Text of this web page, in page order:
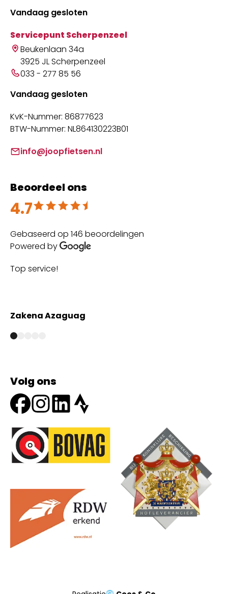
Vandaag gesloten
Servicepunt Scherpenzeel
Beukenlaan 34a
3925 JL Scherpenzeel
033 - 277 85 56
Vandaag gesloten
KvK-Nummer: 86877623
BTW-Nummer: NL864130223B01
info@joopfietsen.nl
Beoordeel ons
4.7
Beoordeeld met 4.7 uit 5
Gebaseerd op 146 beoordelingen
Powered by
Top service!
Zakena Azaguag
Volg ons
Onze partners